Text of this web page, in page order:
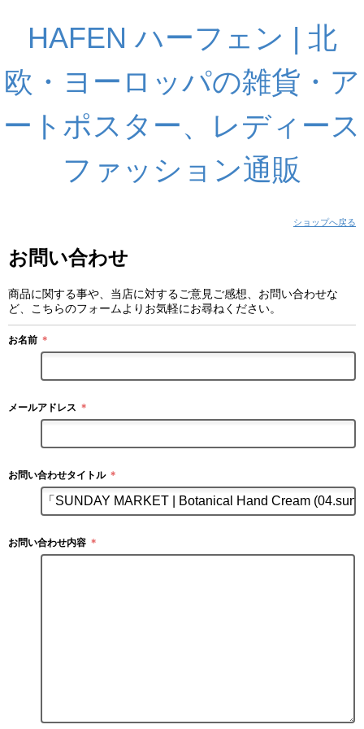
HAFEN ハーフェン | 北
欧・ヨーロッパの雑貨・ア
ートポスター、レディース
ファッション通販
ショップへ戻る
お問い合わせ
商品に関する事や、当店に対するご意見ご感想、お問い合わせな
ど、こちらのフォームよりお気軽にお尋ねください。
お名前 ＊
メールアドレス ＊
お問い合わせタイトル ＊
お問い合わせ内容 ＊